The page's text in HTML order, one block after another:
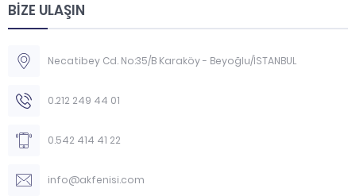
BİZE ULAŞIN
Necatibey Cd. No:35/B Karaköy - Beyoğlu/İSTANBUL
0.212 249 44 01
0.542 414 41 22
info@akfenisi.com